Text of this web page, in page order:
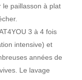
le paillasson à plat
3 à 4 fois
intensive) et
années de
Le lavage